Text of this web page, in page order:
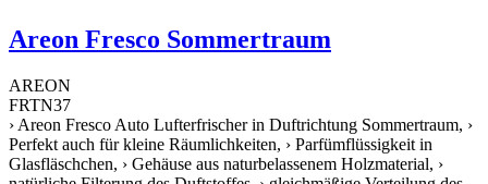
Areon Fresco Sommertraum
AREON
FRTN37
› Areon Fresco Auto Lufterfrischer in Duftrichtung Sommertraum, ›
Perfekt auch für kleine Räumlichkeiten, › Parfümflüssigkeit in
Glasfläschchen, › Gehäuse aus naturbelassenem Holzmaterial, ›